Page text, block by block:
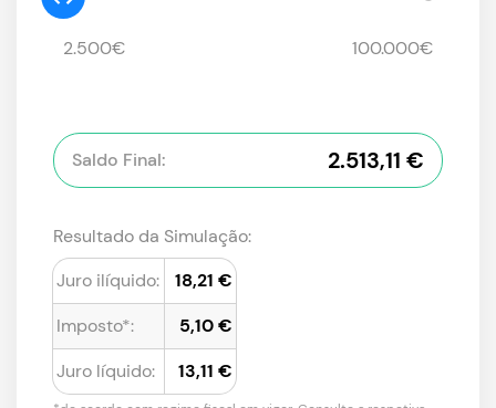
Resultado da Simulação:
Juro ilíquido:
18,21 €
Imposto*:
5,10 €
Juro líquido:
13,11 €
2.500€ 100.000€
Saldo Final: 2.513,11 €